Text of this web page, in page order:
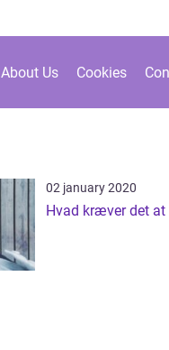
About Us Cookies
02 january 2020
Hvad kræver det at